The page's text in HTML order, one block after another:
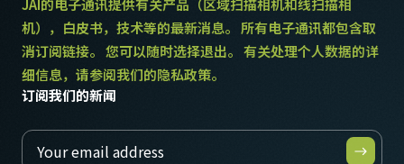
重量
115 克
视频信号输出
8/10-bit
JAI的电子通讯提供有关产品（区域扫描相机和线扫描相
机），白皮书，技术等的最新消息。 所有电子通讯都包含取
消订阅链接。 您可以随时选择退出。 有关处理个人数据的详
细信息，请参阅我们的隐私政策。
订阅我们的新闻